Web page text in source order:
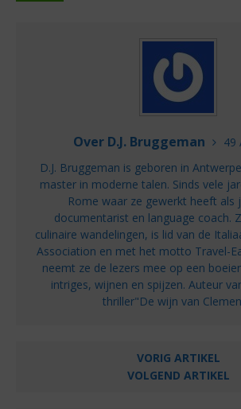
Over D.J. Bruggeman
49
D.J. Bruggeman is geboren in
master in moderne talen. Sinds vele
Rome waar ze gewerkt heeft als
documentarist en language coach.
culinaire wandelingen, is lid van de
Association en met het motto Travel-
neemt ze de lezers mee op een
intriges, wijnen en spijzen. Auteur
thriller"De wijn van
VORIG ARTIKEL
VOLGEND ARTIKEL